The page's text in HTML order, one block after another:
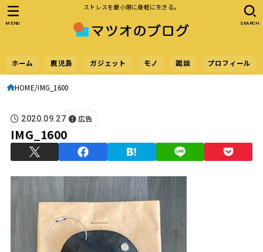
ストレスを最小限に身軽に生きる。
ホーム 鹿児島 ガジェット モノ 雑談 プロフィール
SEARCH
MENU
HOME IMG_1600
2020.09.27 広告
IMG_1600